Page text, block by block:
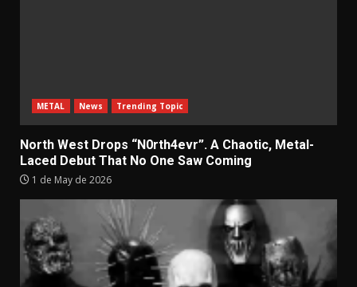
METAL News Trending Topic
North West Drops “N0rth4evr”. A Chaotic, Metal-
Laced Debut That No One Saw Coming
1 de May de 2026